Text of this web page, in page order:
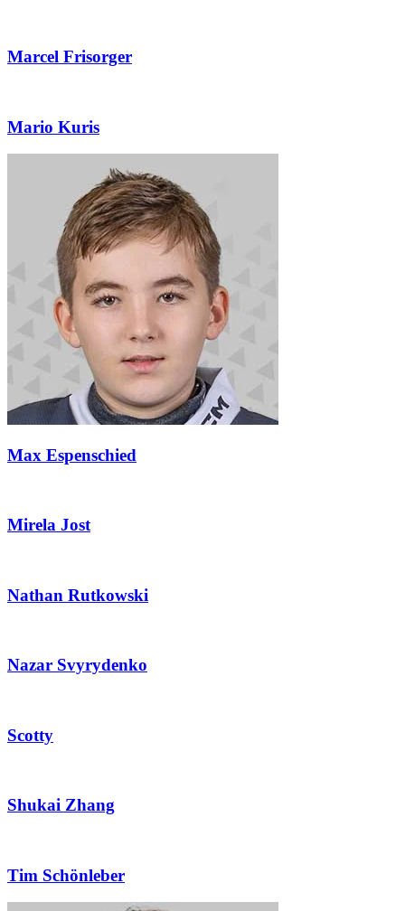
Marcel Frisorger
Mario Kuris
Max Espenschied
Mirela Jost
Nathan Rutkowski
Nazar Svyrydenko
Scotty
Shukai Zhang
Tim Schönleber